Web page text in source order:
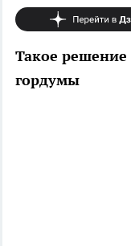
Такое
гордумы